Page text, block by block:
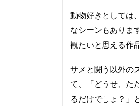
動物好きとしては
なシーンもありま
観たいと思える作
サメと闘う以外の
て、「どうせ、た
るだけでしょ？」